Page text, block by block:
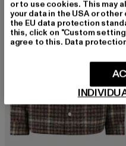
or to use cookies. This may
your data in the USA or
the EU data protection
this, click on "Custom
agree to this. Data